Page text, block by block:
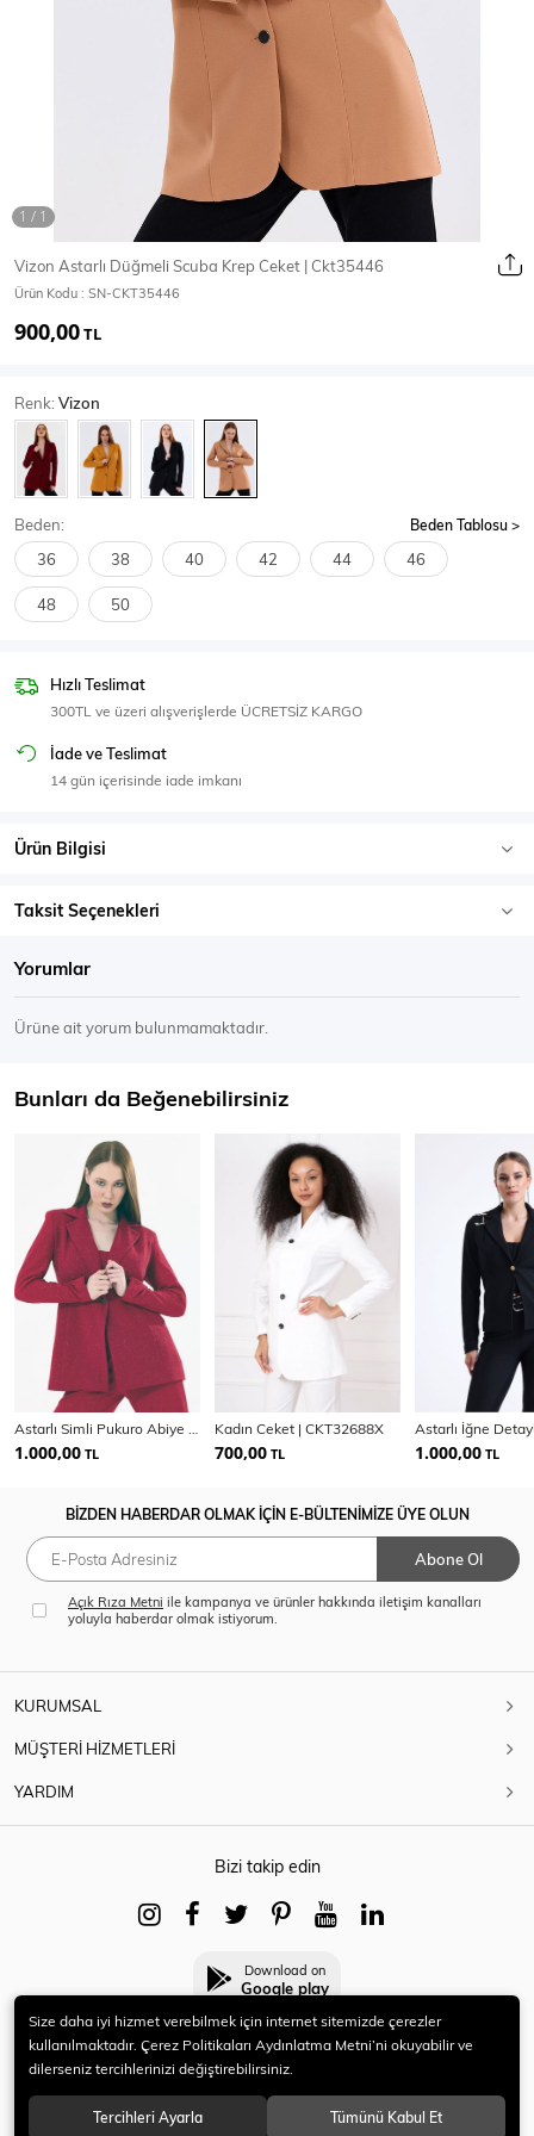
Mont & Kaban Yağmurluk
T-Shirt
Body Atlet
SPOR GİYİM
Eşofman Üstü
Vizon Astarlı Düğmeli Scuba Krep Ceket | Ckt35446
Ürün Kodu : SN-CKT35446
900,00TL
Renk:Vizon
Beden: Beden Tablosu
36 38 40 42 44 46
48 50
Hızlı Teslimat
300TL ve üzeri alışverişlerde ÜCRETSİZ KARGO
İade ve Teslimat
14 gün içerisinde iade imkanı
Ürün Bilgisi
Taksit Seçenekleri
Yorumlar
Ürüne ait yorum bulunmamaktadır.
Bunları da Beğenebilirsiniz
1.000,00 TL
Kadın Ceket | CKT32688X
700,00 TL 1.000,00 TL
BİZDEN HABERDAR OLMAK İÇİN E-BÜLTENİMİZE ÜYE OLUN
Abone Ol
Açık Rıza Metni ile kampanya ve ürünler hakkında iletişim kanalları
yoluyla haberdar olmak istiyorum.
KURUMSAL
MÜŞTERİ HİZMETLERİ
YARDIM
Bizi takip edin
Download on
Google play
© 2021 HERYENİ. Tüm hakları saklıdır.
Size daha iyi hizmet verebilmek için internet sitemizde çerezler
kullanılmaktadır. Çerez Politikaları Aydınlatma Metni’ni okuyabilir ve
dilerseniz tercihlerinizi değiştirebilirsiniz.
Tercihleri Ayarla Tümünü Kabul Et